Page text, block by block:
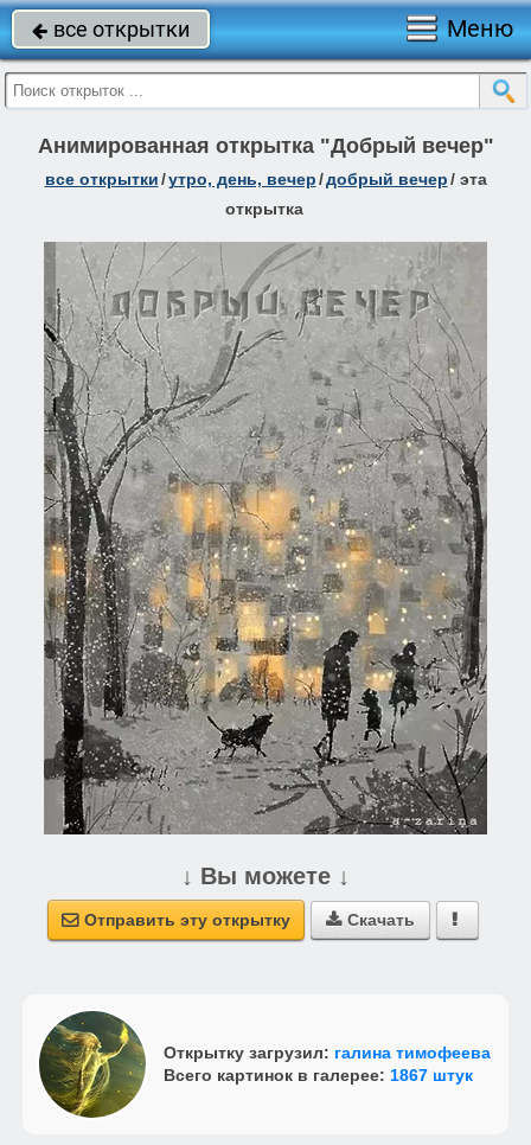
 все открытки Меню
Анимированная открытка "Добрый вечер"
все открытки/утро, день, вечер/добрый вечер/ эта
открытка
↓ Вы можете ↓
 Отправить эту открытку  Скачать 
Открытку загрузил: галина тимофеева
Всего картинок в галерее: 1867 штук